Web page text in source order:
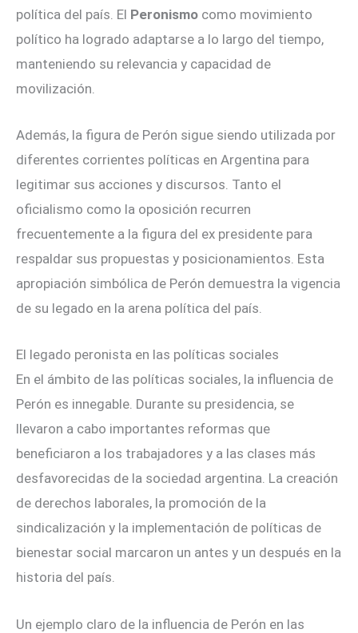
política del país. El Peronismo como movimiento
político ha logrado adaptarse a lo largo del tiempo,
manteniendo su relevancia y capacidad de
movilización.
Además, la figura de Perón sigue siendo utilizada por
diferentes corrientes políticas en Argentina para
legitimar sus acciones y discursos. Tanto el
oficialismo como la oposición recurren
frecuentemente a la figura del ex presidente para
respaldar sus propuestas y posicionamientos. Esta
apropiación simbólica de Perón demuestra la vigencia
de su legado en la arena política del país.
El legado peronista en las políticas sociales
En el ámbito de las políticas sociales, la influencia de
Perón es innegable. Durante su presidencia, se
llevaron a cabo importantes reformas que
beneficiaron a los trabajadores y a las clases más
desfavorecidas de la sociedad argentina. La creación
de derechos laborales, la promoción de la
sindicalización y la implementación de políticas de
bienestar social marcaron un antes y un después en la
historia del país.
Un ejemplo claro de la influencia de Perón en las